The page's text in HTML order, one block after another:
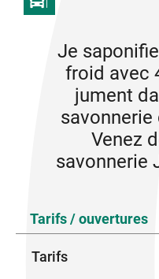
Je
froid avec
jument
savonnerie
Venez
savonnerie
savonnière et ma
Possibilité de faire
Tarifs / ouvertures
Tarifs